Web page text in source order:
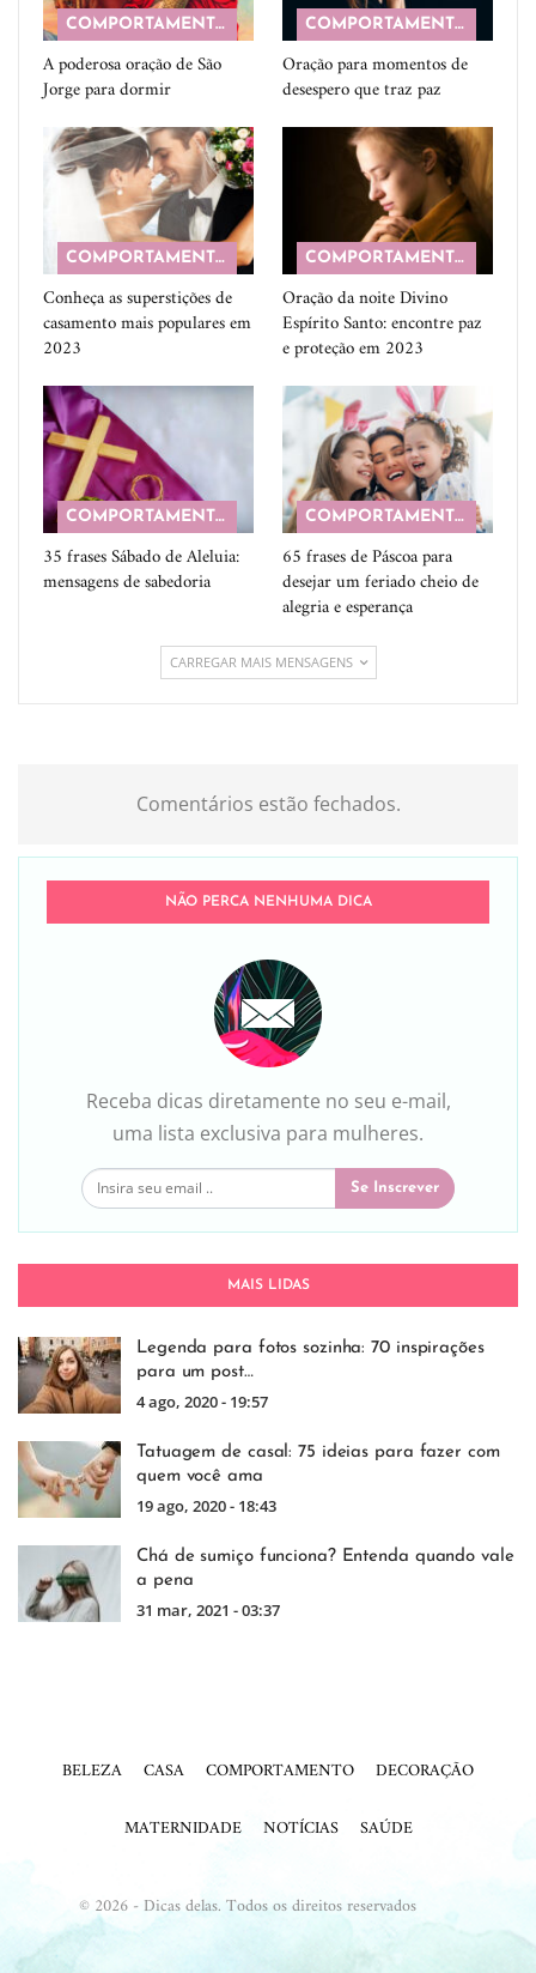
COMPORTAMENTO
A poderosa oração de São
Jorge para dormir
COMPORTAMENTO
Oração para momentos de
desespero que traz paz
COMPORTAMENTO
Conheça as superstições de
casamento mais populares em
2023
COMPORTAMENTO
Oração da noite Divino
Espírito Santo: encontre paz
e proteção em 2023
COMPORTAMENTO
35 frases Sábado de Aleluia:
mensagens de sabedoria
COMPORTAMENTO
65 frases de Páscoa para
desejar um feriado cheio de
alegria e esperança
CARREGAR MAIS MENSAGENS
Comentários estão fechados.
NÃO PERCA NENHUMA DICA
Receba dicas diretamente no seu e-mail,
uma lista exclusiva para mulheres.
Se Inscrever
MAIS LIDAS
Legenda para fotos sozinha: 70 inspirações
para um post…
4 ago, 2020 - 19:57
Tatuagem de casal: 75 ideias para fazer com
quem você ama
19 ago, 2020 - 18:43
Chá de sumiço funciona? Entenda quando vale
a pena
31 mar, 2021 - 03:37
BELEZA CASA COMPORTAMENTO
DECORAÇÃO
MATERNIDADE
NOTÍCIAS SAÚDE
© 2026 - Dicas delas. Todos os direitos reservados